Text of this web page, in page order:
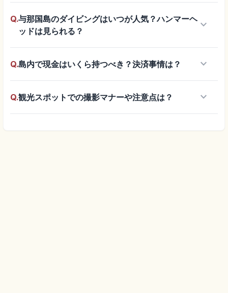
Q.与那国島のダイビングはいつが人気？ハンマーヘ
ッドは見られる？
keyboard_arrow_down
Q.島内で現金はいくら持つべき？決済事情は？ keyboard_arrow_down
Q.観光スポットでの撮影マナーや注意点は？ keyboard_arrow_down